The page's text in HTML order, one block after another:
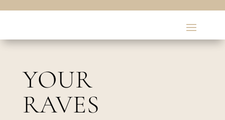
YOUR
RAVES